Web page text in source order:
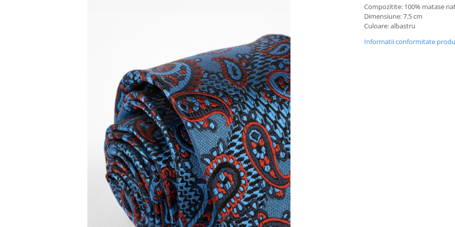
Compozitite: 100% matase
Dimensiune: 7.5 cm
Culoare: albastru
Informatii conformitate